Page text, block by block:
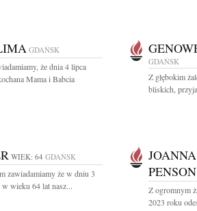
GDAŃSK
że dnia 4 lipca
Mama i Babcia
GDAŃSK
Z głębokim
bliskich,
WIEK: 64 GDAŃSK
zawiadamiamy że w dniu 3
wieku 64 lat nasz...
PENSON
Z ogromnym
2023 roku